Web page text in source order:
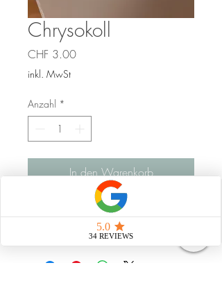
Chrysokoll
CHF 3.00Preis
inkl. MwSt
Anzahl *
In den Warenkorb
Veränderung, Göttin, Geduld